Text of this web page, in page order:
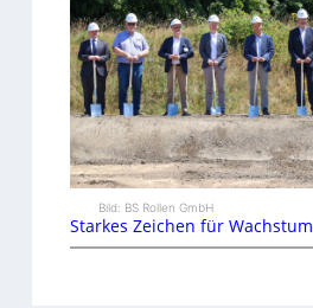
Bild: BS Rollen GmbH
Starkes Zeichen für Wachstum